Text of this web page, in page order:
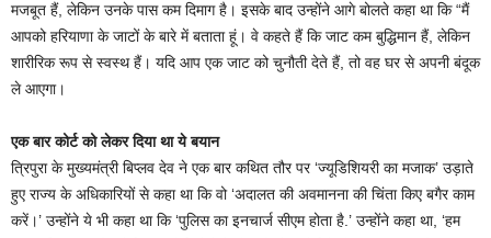
मजबूत हैं, लेकिन उनके पास कम दिमाग है। इसके बाद उन्होंने आगे बोलते कहा था कि “मैं
आपको हरियाणा के जाटों के बारे में बताता हूं। वे कहते हैं कि जाट कम बुद्धिमान हैं, लेकिन
शारीरिक रूप से स्वस्थ हैं। यदि आप एक जाट को चुनौती देते हैं, तो वह घर से अपनी बंदूक
ले आएगा।
एक बार कोर्ट को लेकर दिया था ये बयान
त्रिपुरा के मुख्यमंत्री बिप्लव देव ने एक बार कथित तौर पर ‘ज्यूडिशियरी का मजाक’ उड़ाते
हुए राज्य के अधिकारियों से कहा था कि वो ‘अदालत की अवमानना की चिंता किए बगैर काम
करें।’ उन्होंने ये भी कहा था कि ‘पुलिस का इनचार्ज सीएम होता है.’ उन्होंने कहा था, ‘हम